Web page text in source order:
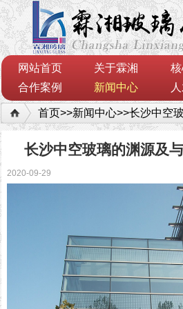
网站首页 关于霖湘
合作案例
新闻中心
首页>>新闻中心>>长沙中空
区别
长沙中空玻璃的渊源及
2020-09-29